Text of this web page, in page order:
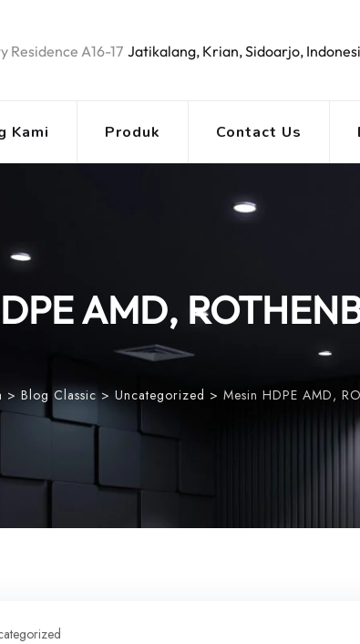
Residence A16-17 Jatikalang, Krian, Sidoarjo,
Kami Produk Contact Us
AMD,
> Blog Classic> Uncategorized > Mesin HDPE AMD,